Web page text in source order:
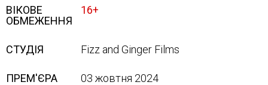
ВІКОВЕ
ОБМЕЖЕННЯ
16+
СТУДІЯ Fizz and Ginger Films
ПРЕМ'ЄРА 03 жовтня 2024